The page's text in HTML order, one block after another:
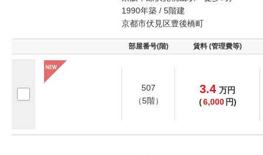
1990年築 / 5階建
京都市伏見区豊後橋町
部屋番号(階) 賃料 (管理費等)
507
（5階）
3.4 万円
(6,000 円)